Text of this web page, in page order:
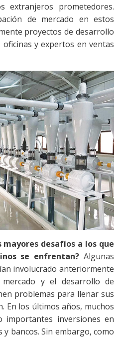
extranjeros prometedores.
de mercado en estos
proyectos de desarrollo
y expertos en ventas
mayores desafíos a los que
se enfrentan? Algunas
involucrado anteriormente
y el desarrollo de
problemas para llenar sus
En los últimos años, muchos
importantes inversiones en
bancos. Sin embargo, como